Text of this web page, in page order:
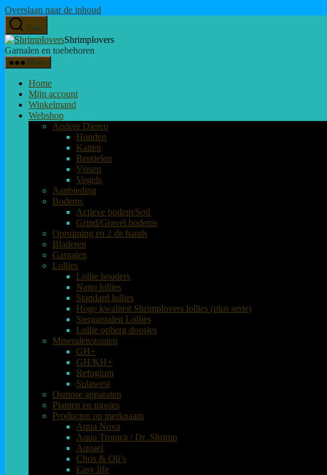
Overslaan naar de inhoud
Zoek
Shrimplovers
Garnalen en toebehoren
Menu
Home
Mijn account
Winkelmand
Webshop
Andere Dieren
Honden
Katten
Reptielen
Vissen
Vogels
Aanbieding
Bodems
Actieve bodem/Soil
Grind/Gravel bodems
Opruiming en 2 de hands
Bladeren
Garnalen
Lollies
Lollie houders
Nano lollies
Standard lollies
Hoge kwaliteit Shrimplovers lollies (plus serie)
Siergarnalen Lollies
Lollie opberg doosjes
Mineralen/zouten
GH+
GH/KH+
Refugium
Sulawesi
Osmose apparaten
Planten en mosjes
Producten op merknaam
Aqua Nova
Aqua Tropica / Dr .Shrimp
Aquael
Chris & Oli’s
Easy life